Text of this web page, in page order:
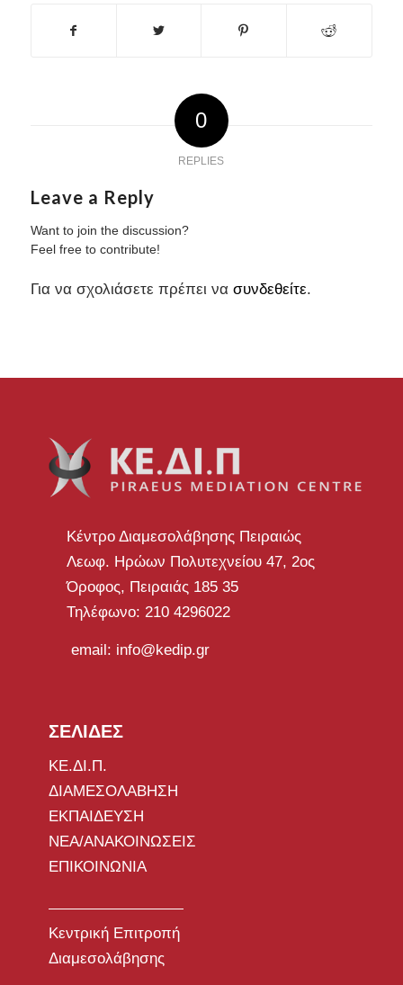
0
REPLIES
Leave a Reply
Want to join the discussion?
Feel free to contribute!
Για να σχολιάσετε πρέπει να συνδεθείτε.
Κέντρο Διαμεσολάβησης Πειραιώς
Λεωφ. Ηρώων Πολυτεχνείου 47, 2ος
Όροφος, Πειραιάς 185 35
Τηλέφωνο: 210 4296022
email: info@kedip.gr
ΣΕΛΙΔΕΣ
ΚΕ.ΔΙ.Π.
ΔΙΑΜΕΣΟΛΑΒΗΣΗ
ΕΚΠΑΙΔΕΥΣΗ
ΝΕΑ/ΑΝΑΚΟΙΝΩΣΕΙΣ
ΕΠΙΚΟΙΝΩΝΙΑ
Κεντρική Επιτροπή
Διαμεσολάβησης